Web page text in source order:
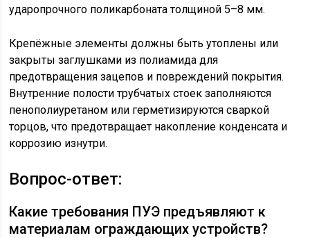
ударопрочного поликарбоната толщиной 5–8 мм.
Крепёжные элементы должны быть утоплены или
закрыты заглушками из полиамида для
предотвращения зацепов и повреждений покрытия.
Внутренние полости трубчатых стоек заполняются
пенополиуретаном или герметизируются сваркой
торцов, что предотвращает накопление конденсата и
коррозию изнутри.
Вопрос-ответ:
Какие требования ПУЭ предъявляют к
материалам ограждающих устройств?